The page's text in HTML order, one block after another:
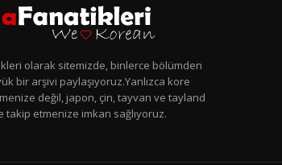
olarak sitemizde, binlerce bölümden
bir arşivi paylaşıyoruz.Yanlızca kore
değil, japon, çin, tayvan ve tayland
takip etmenize imkan sağlıyoruz.